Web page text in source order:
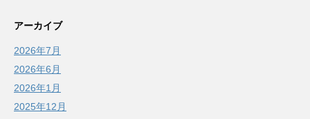
アーカイブ
2026年7月
2026年6月
2026年1月
2025年12月